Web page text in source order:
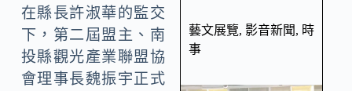
在縣長許淑華的監交
下，第二屆盟主、南
投縣觀光產業聯盟協
會理事長魏振宇正式
藝文展覽, 影音新聞, 時
事